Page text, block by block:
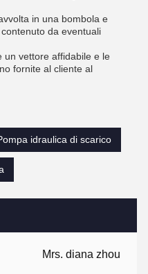
Mrs. diana zhou
in una bombola e
da eventuali
un vettore affidabile e le
fornite al cliente al
idraulica di scarico